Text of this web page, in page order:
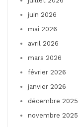
juin 2026
mai 2026
avril 2026
mars 2026
février 2026
janvier 2026
décembre 2025
novembre 2025